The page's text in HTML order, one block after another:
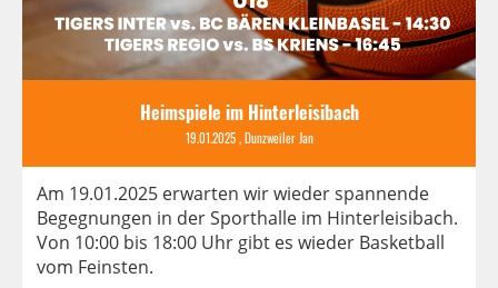
Heimspiele im Hinterleisibach
19.01.2025, Dunzweiler Jan
Am 19.01.2025 erwarten wir wieder spannende
Begegnungen in der Sporthalle im Hinterleisibach.
Von 10:00 bis 18:00 Uhr gibt es wieder Basketball
vom Feinsten.